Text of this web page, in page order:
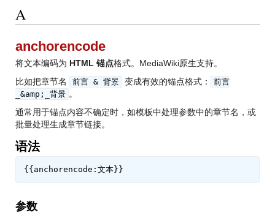
A
anchorencode
将文本编码为 HTML 锚点格式。MediaWiki原生支持。
比如把章节名
前言 & 背景 变成有效的锚点格式：
前言
&amp; _背景 。
通常用于锚点内容不确定时，如模板中处理参数中的章节名，或
批量处理生成章节链接。
语法
参数